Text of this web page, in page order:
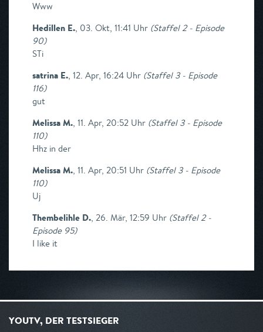
Www
Hedillen E., 03. Okt, 11:41 Uhr (Staffel 2 - Episode
90)
STi
satrina E., 12. Apr, 16:24 Uhr (Staffel 3 - Episode
116)
gut
Melissa M., 11. Apr, 20:52 Uhr (Staffel 3 - Episode
110)
Hhz in der
Melissa M., 11. Apr, 20:51 Uhr (Staffel 3 - Episode
110)
Uj
Thembelihle D., 26. Mär, 12:59 Uhr (Staffel 2 -
Episode 95)
I like it
YOUTV, DER TESTSIEGER